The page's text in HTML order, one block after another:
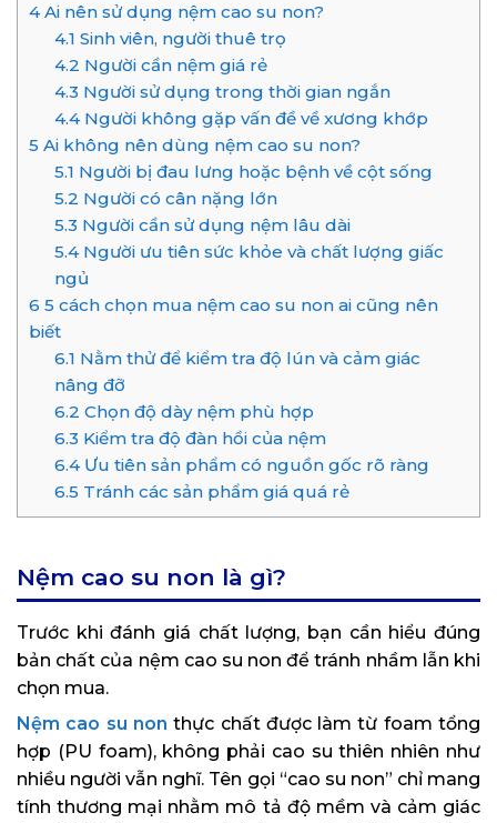
4Ai nên sử dụng nệm cao su non?
4.1 Sinh viên, người thuê trọ
4.2 Người cần nệm giá rẻ
4.3 Người sử dụng trong thời gian ngắn
4.4Người không gặp vấn đề về xương khớp
5 Ai không nên dùng nệm cao su non?
5.1 Người bị đau lưng hoặc bệnh về cột sống
5.2 Người có cân nặng lớn
5.3 Người cần sử dụng nệm lâu dài
5.4Người ưu tiên sức khỏe và chất lượng giấc
ngủ
6 5 cách chọn mua nệm cao su non ai cũng nên
biết
6.1 Nằm thử để kiểm tra độ lún và cảm giác
nâng đỡ
6.2 Chọn độ dày nệm phù hợp
6.3 Kiểm tra độ đàn hồi của nệm
6.4Ưu tiên sản phẩm có nguồn gốc rõ ràng
6.5 Tránh các sản phẩm giá quá rẻ
Nệm cao su non là gì?
Trước khi đánh giá chất lượng, bạn cần hiểu đúng
bản chất của nệm cao su non để tránh nhầm lẫn khi
chọn mua.
Nệm cao su non thực chất được làm từ foam tổng
hợp (PU foam), không phải cao su thiên nhiên như
nhiều người vẫn nghĩ. Tên gọi “cao su non” chỉ mang
tính thương mại nhằm mô tả độ mềm và cảm giác